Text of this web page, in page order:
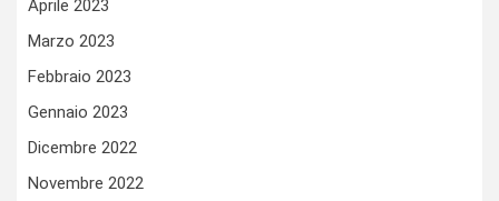
Aprile 2023
Marzo 2023
Febbraio 2023
Gennaio 2023
Dicembre 2022
Novembre 2022